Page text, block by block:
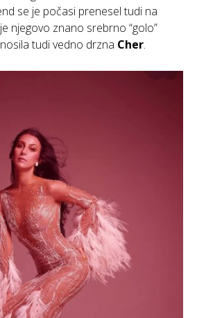
se je počasi prenesel tudi na
njegovo znano srebrno “golo”
tudi vedno drzna Cher.